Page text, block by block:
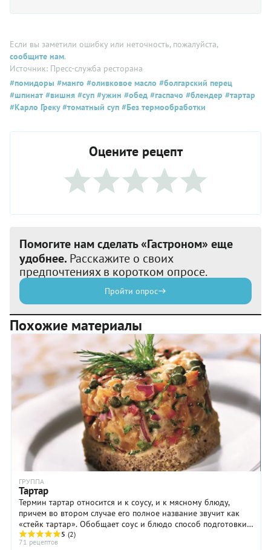
Если вы заметили ошибку или неточность, пожалуйста,
сообщите нам.
Источник: Пресс-служба ресторана
#помидоры #манго #оливковое масло #болгарский перец
#шпинат #вишня #суп #ужин #обед #гаспачо #блендер #тартар
#Карло Греку#томатный суп #Без термообработки
Оцените рецепт
Помогите нам сделать «Гастроном» еще
удобнее. Расскажите о своих
предпочтениях в коротком опросе.
Пройти опрос
Похожие материалы
ГРУППА
Тартар
Термин тартар относится и к соусу, и к мясному блюду,
причем во втором случае его полное название звучит как
«стейк тартар». Обобщает соус и блюдо способ подготовки
ингредиентов: в обоих случаях они ...
5 (2)
71 рецептов